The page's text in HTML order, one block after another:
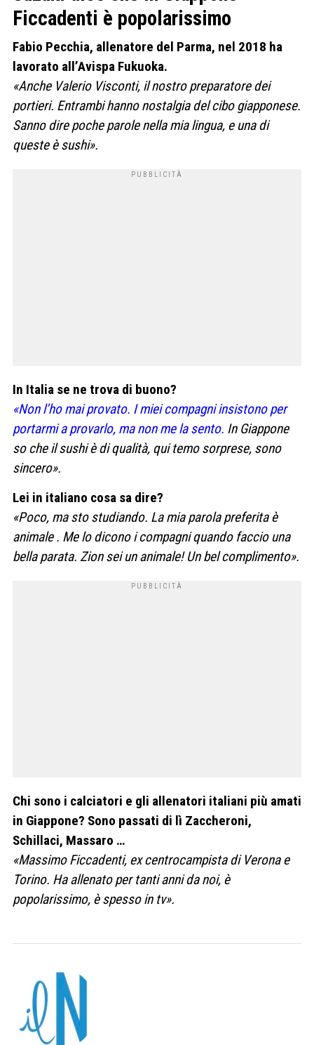
Ficcadenti è popolarissimo
Fabio Pecchia, allenatore del Parma, nel 2018 ha
lavorato all’Avispa Fukuoka.
«Anche Valerio Visconti, il nostro preparatore dei
portieri. Entrambi hanno nostalgia del cibo giapponese.
Sanno dire poche parole nella mia lingua, e una di
queste è sushi».
In Italia se ne trova di buono?
«Non l’ho mai provato. I miei compagni insistono per
portarmi a provarlo, ma non me la sento. In Giappone
so che il sushi è di qualità, qui temo sorprese, sono
sincero».
Lei in italiano cosa sa dire?
«Poco, ma sto studiando. La mia parola preferita è
animale . Me lo dicono i compagni quando faccio una
bella parata. Zion sei un animale! Un bel complimento».
Chi sono i calciatori e gli allenatori italiani più amati
in Giappone? Sono passati di lì Zaccheroni,
Schillaci, Massaro …
«Massimo Ficcadenti, ex centrocampista di Verona e
Torino. Ha allenato per tanti anni da noi, è
popolarissimo, è spesso in tv».